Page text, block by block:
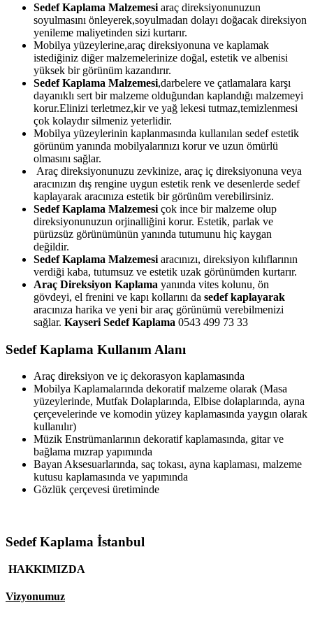
Sedef Kaplama Malzemesi araç direksiyonunuzun
soyulmasını önleyerek,soyulmadan dolayı doğacak direksiyon
yenileme maliyetinden sizi kurtarır.
Mobilya yüzeylerine,araç direksiyonuna ve kaplamak
istediğiniz diğer malzemelerinize doğal, estetik ve albenisi
yüksek bir görünüm kazandırır.
Sedef Kaplama Malzemesi,darbelere ve çatlamalara karşı
dayanıklı sert bir malzeme olduğundan kaplandığı malzemeyi
korur.Elinizi terletmez,kir ve yağ lekesi tutmaz,temizlenmesi
çok kolaydır silmeniz yeterlidir.
Mobilya yüzeylerinin kaplanmasında kullanılan sedef estetik
görünüm yanında mobilyalarınızı korur ve uzun ömürlü
olmasını sağlar.
Araç direksiyonunuzu zevkinize, araç iç direksiyonuna veya
aracınızın dış rengine uygun estetik renk ve desenlerde sedef
kaplayarak aracınıza estetik bir görünüm verebilirsiniz.
Sedef Kaplama Malzemesi çok ince bir malzeme olup
direksiyonunuzun orjinalliğini korur. Estetik, parlak ve
pürüzsüz görünümünün yanında tutumunu hiç kaygan
değildir.
Sedef Kaplama Malzemesi aracınızı, direksiyon kılıflarının
verdiği kaba, tutumsuz ve estetik uzak görünümden kurtarır.
Araç Direksiyon Kaplama yanında vites kolunu, ön
gövdeyi, el frenini ve kapı kollarını da sedef kaplayarak
aracınıza harika ve yeni bir araç görünümü verebilmenizi
sağlar. Kayseri Sedef Kaplama 0543 499 73 33
Sedef Kaplama Kullanım Alanı
Araç direksiyon ve iç dekorasyon kaplamasında
Mobilya Kaplamalarında dekoratif malzeme olarak (Masa
yüzeylerinde, Mutfak Dolaplarında, Elbise dolaplarında, ayna
çerçevelerinde ve komodin yüzey kaplamasında yaygın olarak
kullanılır)
Müzik Enstrümanlarının dekoratif kaplamasında, gitar ve
bağlama mızrap yapımında
Bayan Aksesuarlarında, saç tokası, ayna kaplaması, malzeme
kutusu kaplamasında ve yapımında
Gözlük çerçevesi üretiminde
Sedef Kaplama İstanbul
HAKKIMIZDA
Vizyonumuz